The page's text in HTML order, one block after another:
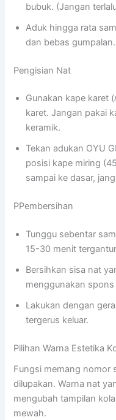
bubuk. (Jangan
Aduk hingga rata
dan bebas gumpalan.
Pengisian Nat
Gunakan kape karet (
karet. Jangan pakai
keramik.
Tekan adukan OYU
posisi kape miring
sampai ke dasar,
PPembersihan
Tunggu sebentar
15-30 menit
Bersihkan sisa nat
menggunakan
Lakukan dengan
tergerus keluar.
Pilihan Warna Estetika
Fungsi memang nomor
dilupakan. Warna nat
mengubah tampilan
mewah.